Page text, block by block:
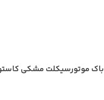
باک موتورسیکلت مشکی